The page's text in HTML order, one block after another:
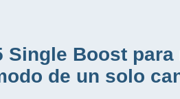
Single Boost
de un solo